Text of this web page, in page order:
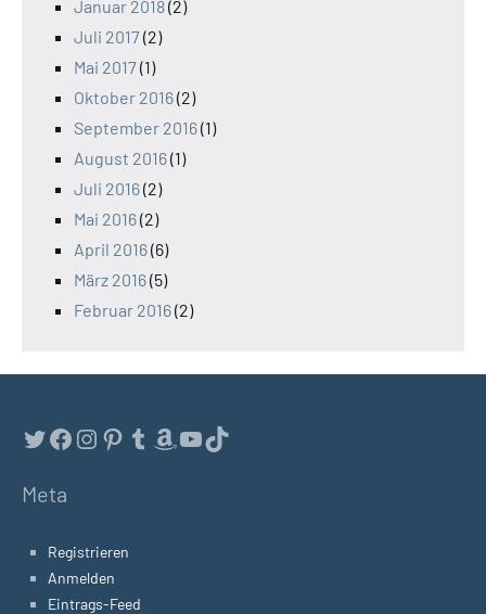
Januar 2018(2)
Juli 2017(2)
Mai 2017(1)
Oktober 2016(2)
September 2016(1)
August 2016(1)
Juli 2016(2)
Mai 2016(2)
April 2016(6)
März 2016(5)
Februar 2016(2)
Twitter
Facebook
Instagram
Pinterest
Tumblr
Amazon
YouTube
TikTok
Meta
Registrieren
Anmelden
Eintrags-Feed